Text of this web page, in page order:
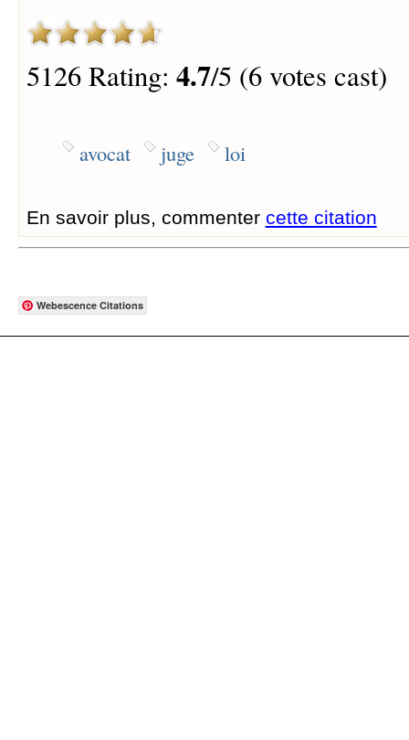
5126 Rating: 4.7/5 (6 votes cast)
avocat juge loi
En savoir plus, commenter cette citation
Webescence Citations